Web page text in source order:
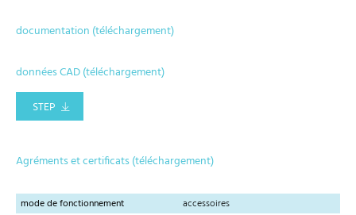
documentation (téléchargement)
données CAD (téléchargement)
STEP
Agréments et certificats (téléchargement)
mode de fonctionnement
accessoires